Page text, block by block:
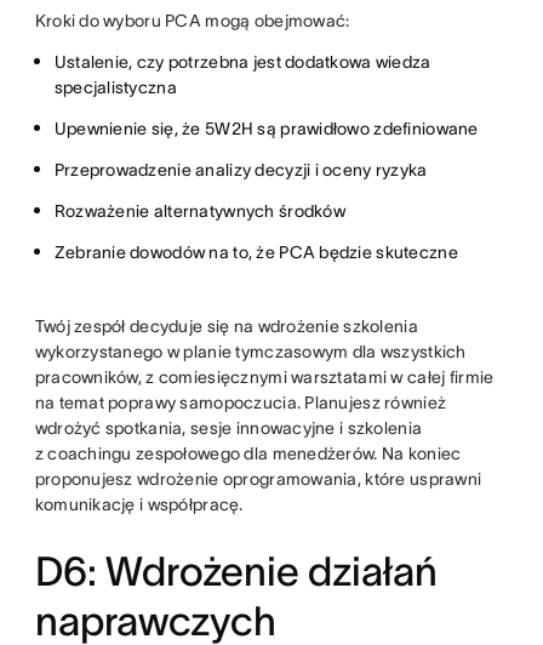
Kroki do wyboru PCA mogą obejmować:
Ustalenie, czy potrzebna jest dodatkowa wiedza
specjalistyczna
Upewnienie się, że 5W2H są prawidłowo zdefiniowane
Przeprowadzenie analizy decyzji i oceny ryzyka
Rozważenie alternatywnych środków
Zebranie dowodów na to, że PCA będzie skuteczne
Twój zespół decyduje się na wdrożenie szkolenia
wykorzystanego w planie tymczasowym dla wszystkich
pracowników, z comiesięcznymi warsztatami w całej firmie
na temat poprawy samopoczucia. Planujesz również
wdrożyć spotkania, sesje innowacyjne i szkolenia
z coachingu zespołowego dla menedżerów. Na koniec
proponujesz wdrożenie oprogramowania, które usprawni
komunikację i współpracę.
D6: Wdrożenie działań
naprawczych